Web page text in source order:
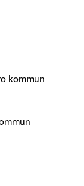
kommun